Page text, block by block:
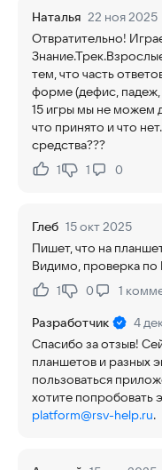
Наталья 22 ноя 2025
Отвратительно!
тем, что часть
форме (дефис,
15 игры мы не можем
что принято и что
средства???
Нравится:
1Не нравится:
1 0
Глеб 15 окт 2025
Пишет, что на
Видимо, проверка по
Нравится:
1Не нравится:
0 1
Разработчик
4
Спасибо за отзыв!
планшетов и разных
пользоваться
хотите попробовать
platform@rsv-help.ru.